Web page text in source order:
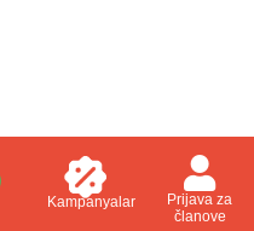
Kampanyalar
Prijava za
članove